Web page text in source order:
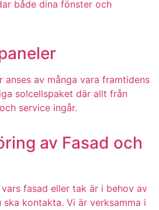
både dina fönster och
anses av många vara framtidens
solcellspaket där allt från
service ingår.
av Fasad och
fasad eller tak är i behov av
kontakta. Vi är verksamma i